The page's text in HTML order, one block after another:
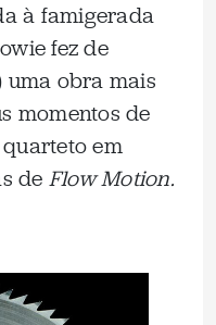
à famigerada
fez de
uma obra mais
momentos de
em
de Flow Motion.